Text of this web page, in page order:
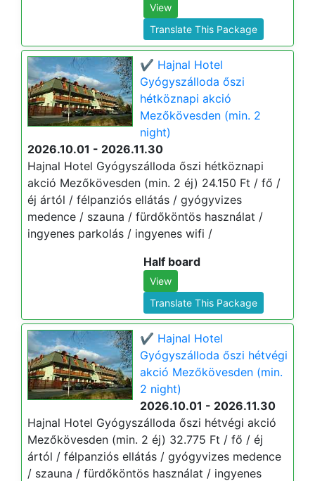
View
Translate This Package
✔️ Hajnal Hotel
Gyógyszálloda őszi
hétköznapi akció
Mezőkövesden (min. 2
night)
2026.10.01 - 2026.11.30
Hajnal Hotel Gyógyszálloda őszi hétköznapi
akció Mezőkövesden (min. 2 éj) 24.150 Ft / fő /
éj ártól / félpanziós ellátás / gyógyvizes
medence / szauna / fürdőköntös használat /
ingyenes parkolás / ingyenes wifi /
Half board
View
Translate This Package
✔️ Hajnal Hotel
Gyógyszálloda őszi hétvégi
akció Mezőkövesden (min.
2 night)
2026.10.01 - 2026.11.30
Hajnal Hotel Gyógyszálloda őszi hétvégi akció
Mezőkövesden (min. 2 éj) 32.775 Ft / fő / éj
ártól / félpanziós ellátás / gyógyvizes medence
/ szauna / fürdőköntös használat / ingyenes